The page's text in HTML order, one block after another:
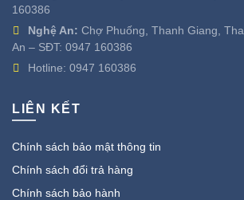
160386
Nghệ An: Chợ Phuống, Thanh Giang,
An – SĐT: 0947 160386
Hotline: 0947 160386
LIÊN KẾT
Chính sách bảo mật thông tin
Chính sách đổi trả hàng
Chính sách bảo hành